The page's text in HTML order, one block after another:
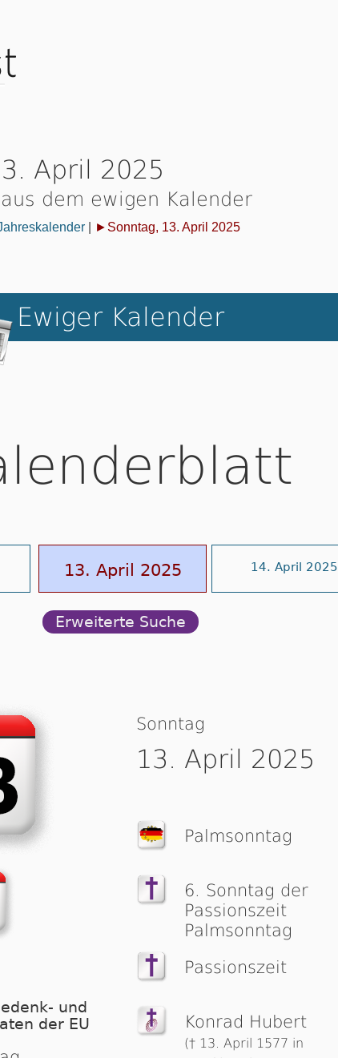
April 2025
dem ewigen Kalender
►Sonntag, 13. April 2025
Ewiger Kalender
13. April 2025 14. April 2025
Erweiterte Suche
und
der EU
Sonntag
13. April 2025
Palmsonntag
6. Sonntag der
Passionszeit
Palmsonntag
Passionszeit
Konrad Hubert
(† 13. April 1577 in